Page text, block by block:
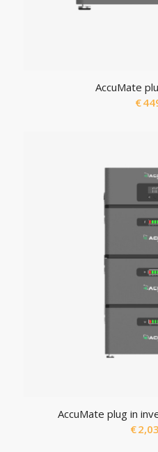
AccuMate
€
AccuMate plug in
€